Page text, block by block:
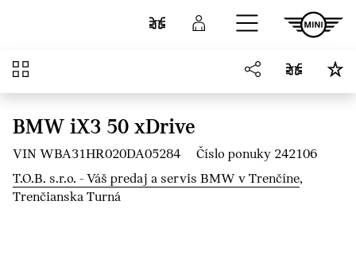
Porovnať Prihlásenie
Prehľad
BMW iX3 50 xDrive
VIN WBA31HR020DA05284
Číslo ponuky 242106
T.O.B. s.r.o. - Váš predaj a servis BMW v Trenčíne,
Trenčianska Turná